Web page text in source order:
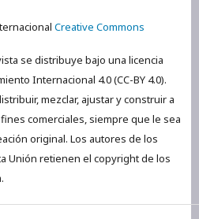
Creative Commons
se distribuye bajo una licencia
Internacional 4.0 (CC-BY 4.0).
mezclar, ajustar y construir a
comerciales, siempre que le sea
original. Los autores de los
Unión retienen el copyright de los